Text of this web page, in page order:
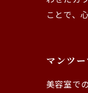
ことで、
マンツ
美容室で